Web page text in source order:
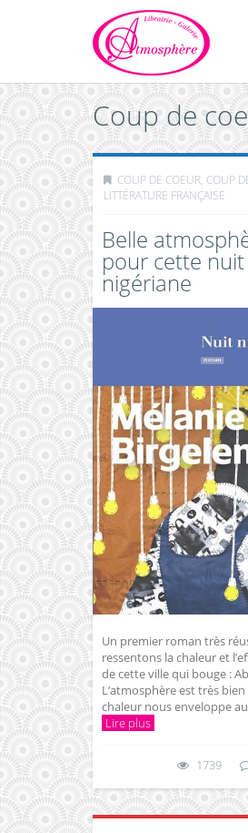
Coup de
COUP DE COEUR, COUP
LITTÉRATURE FRANÇAISE
Belle
pour cette nuit
nigériane
Un premier roman très
ressentons la chaleur et
de cette ville qui bouge :
L’atmosphère est très
chaleur nous enveloppe
Lire plus
1739